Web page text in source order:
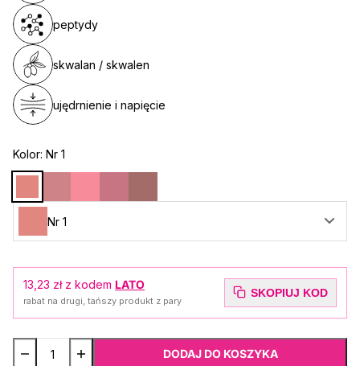
peptydy
skwalan / skwalen
ujędrnienie i napięcie
Kolor: Nr 1
Nr 1
13,23 zł z kodem LATO
rabat na drugi, tańszy produkt z pary
SKOPIUJ KOD
DODAJ DO KOSZYKA